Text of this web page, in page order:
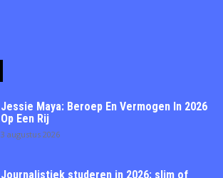
Jessie Maya: Beroep En Vermogen In 2026
Op Een Rij
3 augustus 2026
Journalistiek studeren in 2026: slim of